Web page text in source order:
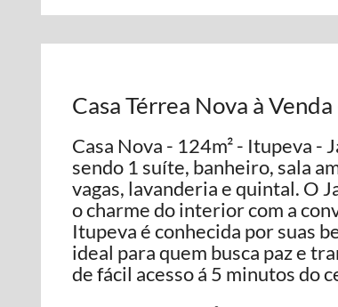
Casa Térrea Nova à
Casa Nova - 124m² - Itupeva -
sendo 1 suíte, banheiro, sala
vagas, lavanderia e quintal. O
o charme do interior com a
Itupeva é conhecida por suas
ideal para quem busca paz e
de fácil acesso á 5 minutos do